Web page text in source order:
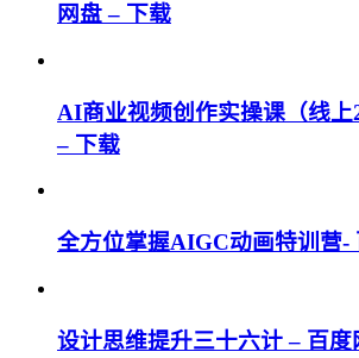
网盘 – 下载
AI商业视频创作实操课（线上
– 下载
全方位掌握AIGC动画特训营-
设计思维提升三十六计 – 百度